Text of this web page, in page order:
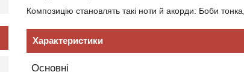
Композицію становлять такі ноти й акорди: Боби
Характеристики
Основні